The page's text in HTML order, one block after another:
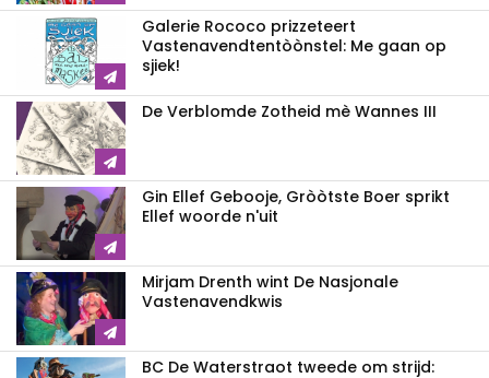
Galerie Rococo prizzeteert
Vastenavend­tentòònstel: Me gaan op
sjiek!
De Verblomde Zotheid mè Wannes III
Gin Ellef Gebooje, Gròòtste Boer sprikt
Ellef woorde n'uit
Mirjam Drenth wint De Nasjonale
Vastenavendkwis
BC De Waterstraot tweede om strijd: